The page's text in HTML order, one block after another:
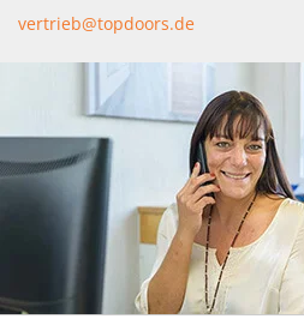
vertrieb@topdoors.de